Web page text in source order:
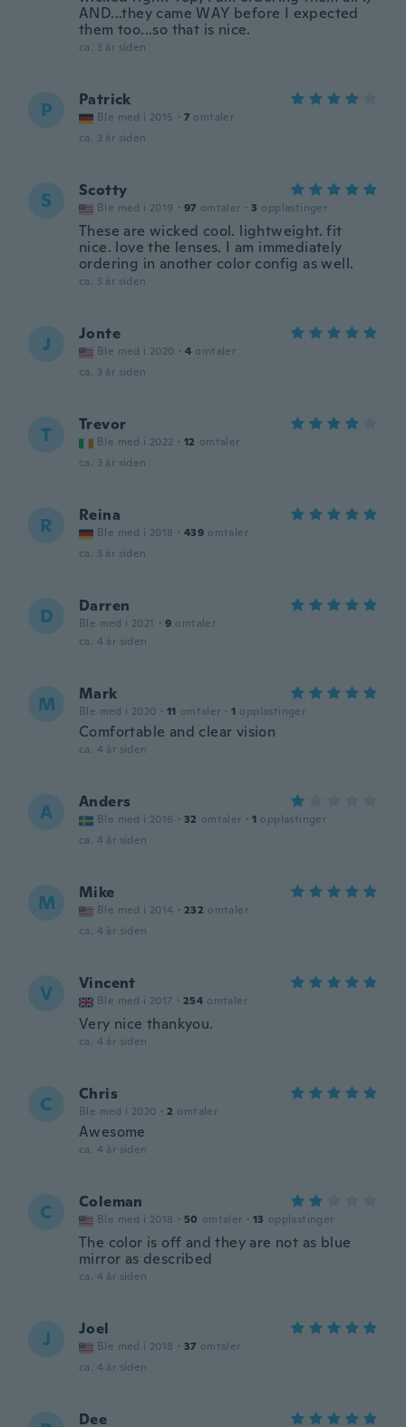
AND...they came WAY before I expected
them too...so that is nice.
ca. 3 år siden
P Patrick
Ble med i 2015 · 7 omtaler
ca. 3 år siden
S Scotty
Ble med i 2019 · 97 omtaler · 3 opplastinger
These are wicked cool. lightweight. fit
nice. love the lenses. I am immediately
ordering in another color config as well.
ca. 3 år siden
J Jonte
Ble med i 2020 · 4 omtaler
ca. 3 år siden
T Trevor
Ble med i 2022 · 12 omtaler
ca. 3 år siden
R Reina
Ble med i 2018 · 439 omtaler
ca. 3 år siden
D Darren
Ble med i 2021 · 9 omtaler
ca. 4 år siden
M Mark
Ble med i 2020 · 11 omtaler · 1 opplastinger
Comfortable and clear vision
ca. 4 år siden
A Anders
Ble med i 2016 · 32 omtaler · 1 opplastinger
ca. 4 år siden
M Mike
Ble med i 2014 · 232 omtaler
ca. 4 år siden
V Vincent
Ble med i 2017 · 254 omtaler
Very nice thankyou.
ca. 4 år siden
C Chris
Ble med i 2020 · 2 omtaler
Awesome
ca. 4 år siden
C Coleman
Ble med i 2018 · 50 omtaler · 13 opplastinger
The color is off and they are not as blue
mirror as described
ca. 4 år siden
J Joel
Ble med i 2018 · 37 omtaler
ca. 4 år siden
Dee